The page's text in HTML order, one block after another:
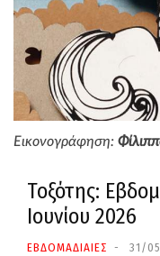
Εικονογράφηση:
Τοξότης:
Ιουνίου 2026
ΕΒΔΟΜΑΔΙΑΙΕΣ 31/